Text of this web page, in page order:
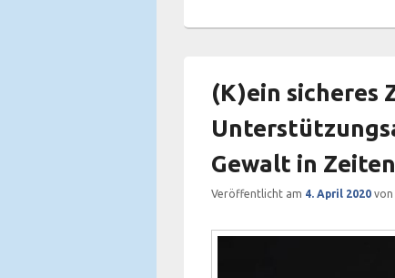
(K)ein sicheres
Gewalt in
Veröffentlicht am 4. April 2020 von